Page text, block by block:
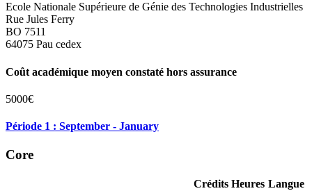
Ecole Nationale Supérieure de Génie des Technologies Industrielles
Rue Jules Ferry
BO 7511
64075 Pau cedex
Coût académique moyen constaté hors assurance
5000€
Période 1 : September - January
Core
Crédits Heures Langue